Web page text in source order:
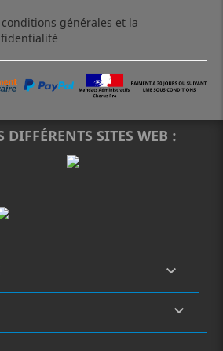
conditions générales et la
DIFFÉRENTS SITES WEB :

